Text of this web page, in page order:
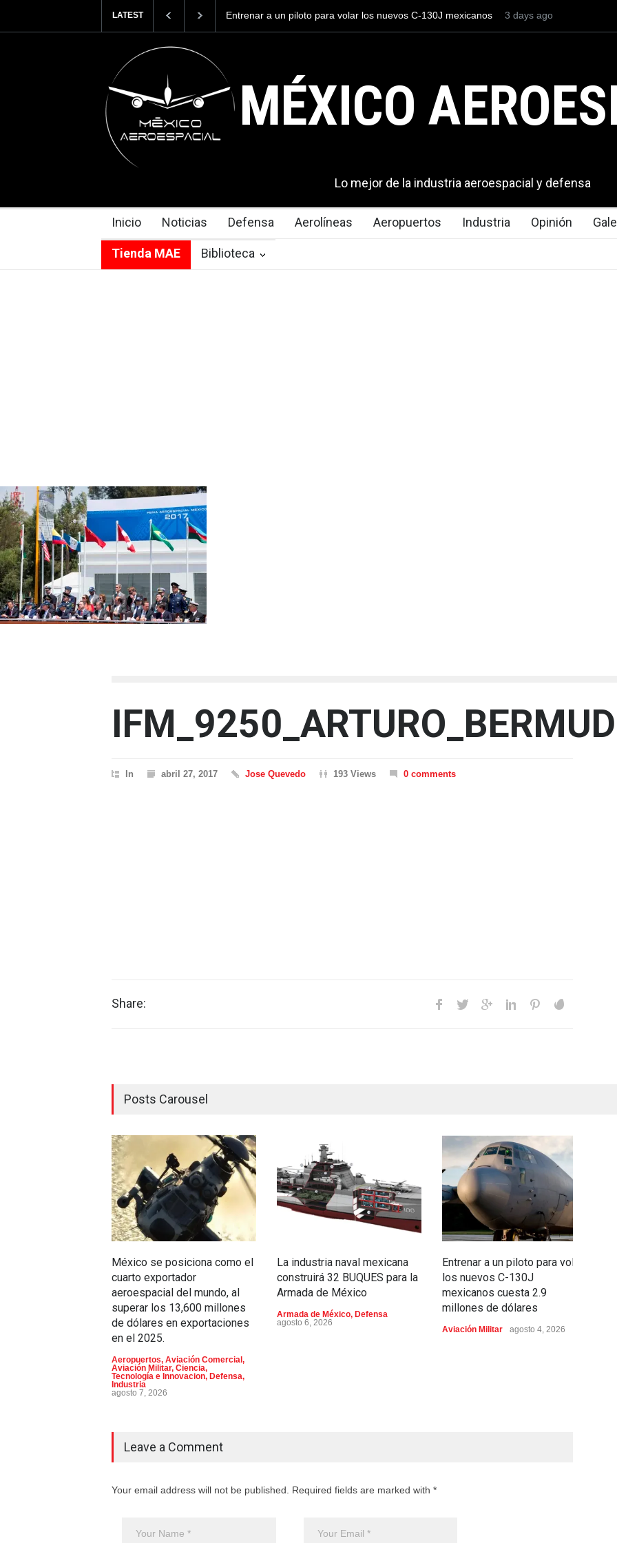
LATEST
México se posiciona como el cuarto exportador aeroespacial
exportaciones en el 2025.
La industria naval
about 23 hours ago
MÉXICO
Lo mejor de la industria aeroespacial y defensa
Inicio Noticias Defensa Aerolíneas Aeropuertos Industria Opinión
Tienda MAE Biblioteca
In abril 27, 2017 Jose Quevedo 193 Views 0 comments
Share:
Posts Carousel
México se posiciona como el
cuarto exportador
aeroespacial del mundo, al
superar los 13,600 millones
de dólares en exportaciones
en el 2025.
Aeropuertos, Aviación Comercial ,
Aviación Militar, Ciencia,
Tecnología e Innovacion, Defensa,
Industria
agosto 7, 2026
La industria naval mexicana
construirá 32 BUQUES para la
Armada de México
Armada de México, Defensa
agosto 6, 2026
Entrenar a un piloto para volar
los nuevos C-130J
mexicanos cuesta 2.9
millones de dólares
Aviación Militar agosto 4, 2026
Leave a Comment
Your email address will not be published. Required fields are marked with *